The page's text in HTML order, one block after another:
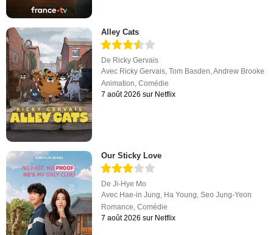
Alley Cats
De Ricky Gervais
Avec Ricky Gervais ,Tom Basden ,Andrew Brooke
Animation ,Comédie
7 août 2026 sur Netflix
Our Sticky Love
DeJi-Hye Mo
Avec Hae-in Jung, Ha Young,Seo Jung-Yeon
Romance,Comédie
7 août 2026 sur Netflix